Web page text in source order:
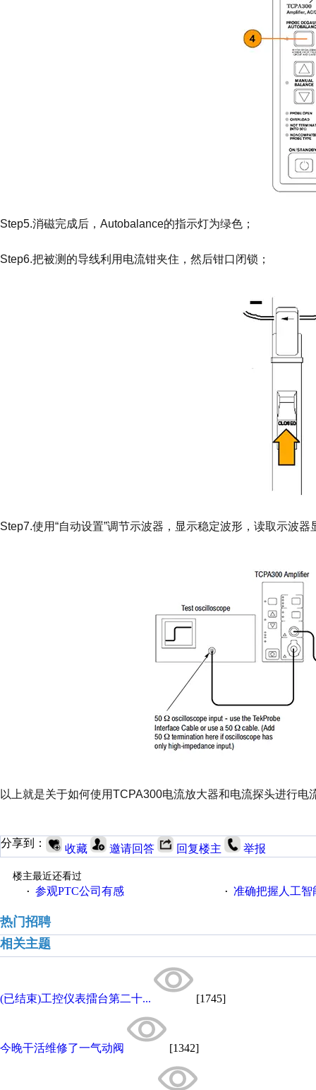
Step5.消磁完成后，Autobalance的指示灯为绿色；
Step6.把被测的导线利用电流钳夹住，然后钳口闭锁；
Step7.使用“自动设置”调节示波器，显示稳定波形，读取示波
以上就是关于如何使用TCPA300电流放大器和电流探头进行电
分享到： 收藏 邀请回答 回复楼主 举报
楼主最近还看过
· 参观PTC公司有感 · 准确把握人工
热门招聘
相关主题
(已结束)工控仪表擂台第二十... [1745]
今晚干活维修了一气动阀 [1342]